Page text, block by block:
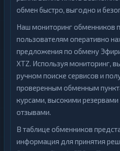
обмен быстро, выгодно и
Наш мониторинг обменников
пользователям оперативно
предложения по обмену
XTZ. Используя мониторинг,
ручном поиске сервисов и
проверенным обменным
курсами, высокими
отзывами.
В таблице обменников
информация для принятия